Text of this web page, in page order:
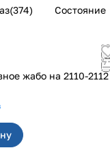
(374) Состояние
на 2110-2112